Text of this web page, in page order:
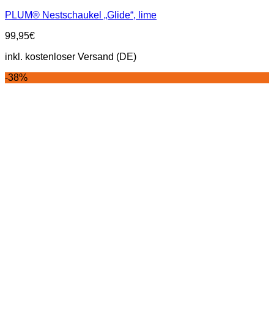
PLUM® Nestschaukel „Glide“, lime
99,95€
inkl. kostenloser Versand (DE)
-38%